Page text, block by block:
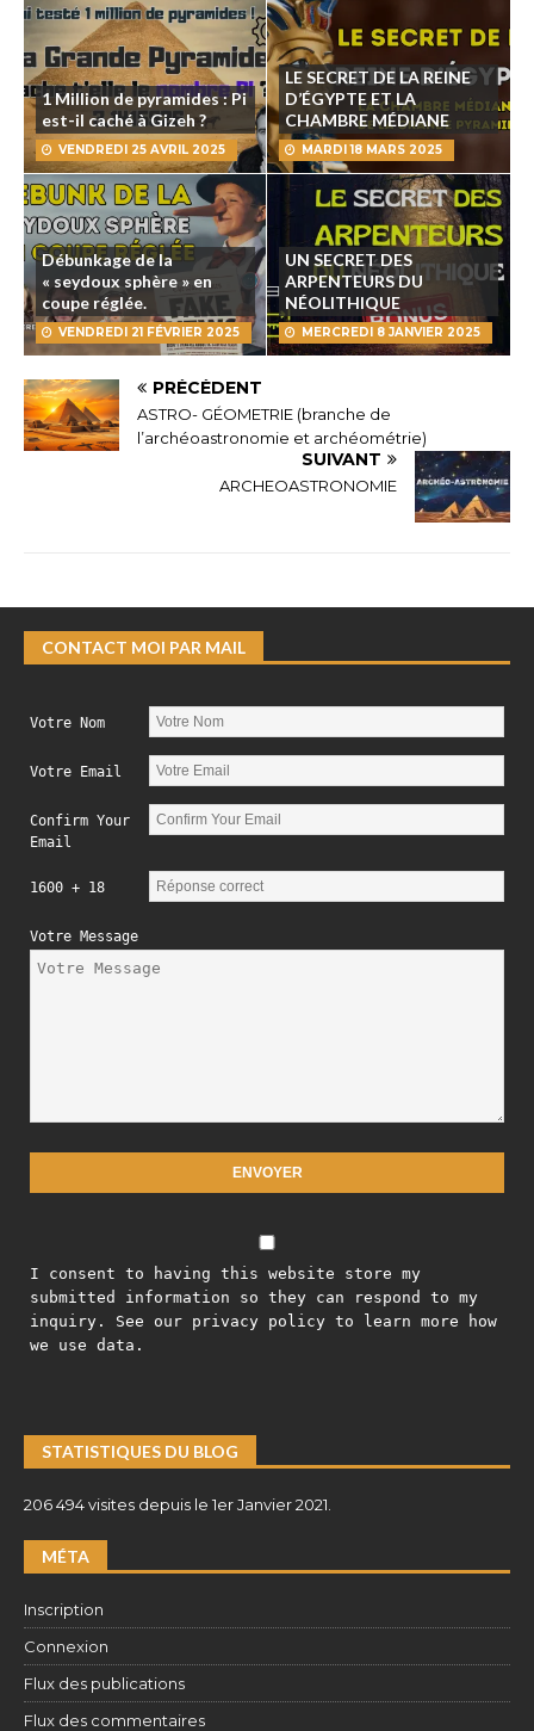
1 Million de pyramides : Pi
est-il caché à Gizeh ?
VENDREDI 25 AVRIL 2025
LE SECRET DE LA REINE
D’ÉGYPTE ET LA
CHAMBRE MÉDIANE
MARDI 18 MARS 2025
Débunkage de la
« seydoux sphère » en
coupe réglée.
VENDREDI 21 FÉVRIER 2025
UN SECRET DES
ARPENTEURS DU
NÉOLITHIQUE
MERCREDI 8 JANVIER 2025
PRÉCÉDENT
ASTRO- GÉOMETRIE (branche de
l’archéoastronomie et archéométrie)
SUIVANT
ARCHEOASTRONOMIE
CONTACT MOI PAR MAIL
Votre Nom
Votre Email
Confirm Your
Email
1600 + 18
Votre Message
I consent to having this website store my
submitted information so they can respond to my
inquiry. See our privacy policy to learn more how
we use data.
STATISTIQUES DU BLOG
206 494 visites depuis le 1er Janvier 2021.
MÉTA
Inscription
Connexion
Flux des publications
Flux des commentaires